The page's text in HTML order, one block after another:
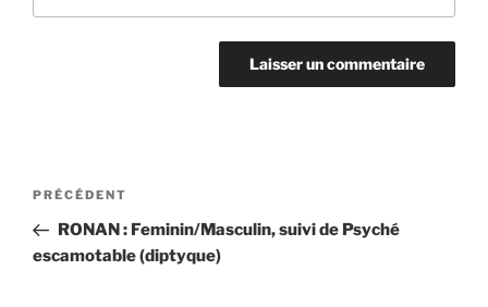
Navigation
l’article
Article
précédent
PRÉCÉDENT
RONAN : Feminin/Masculin, suivi de Psyché
escamotable (diptyque)